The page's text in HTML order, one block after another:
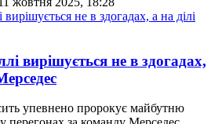
вирішується не в здогадах,
упевнено пророкує майбутню